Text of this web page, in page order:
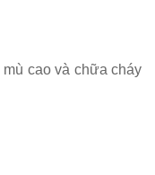
cao và chữa cháy